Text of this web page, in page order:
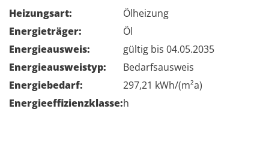
Heizungsart:
Ölheizung
Energieträger:
Öl
Energieausweis:
gültig bis 04.05.2035
Energie­ausweistyp:
Bedarfsausweis
Energiebedarf:
297,21 kWh/(m²a)
Energie­effizienz­klasse:h